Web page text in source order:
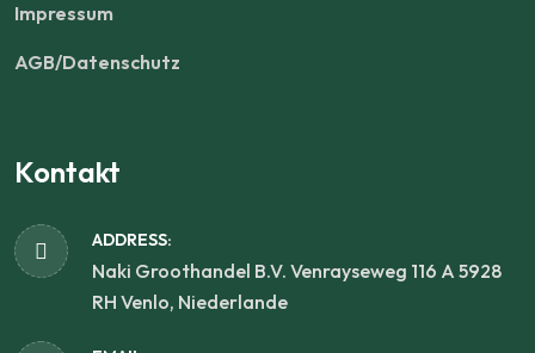
Impressum
AGB/Datenschutz
Kontakt
ADDRESS:
Naki Groothandel B.V. Venrayseweg 116 A 5928
RH Venlo, Niederlande